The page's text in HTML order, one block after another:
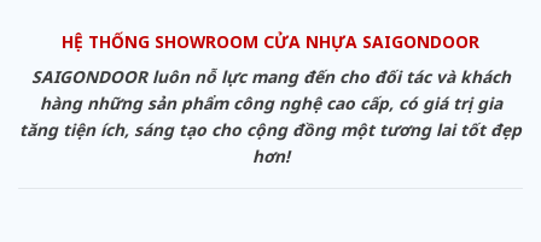
HỆ THỐNG SHOWROOM CỬA NHỰA SAIGONDOOR
SAIGONDOOR luôn nỗ lực mang đến cho đối tác và khách
hàng những sản phẩm công nghệ cao cấp, có giá trị gia
tăng tiện ích, sáng tạo cho cộng đồng một tương lai tốt đẹp
hơn!